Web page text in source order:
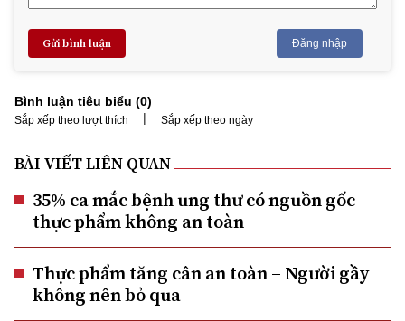
Gửi bình luận Đăng nhập
Bình luận tiêu biểu (0)
Sắp xếp theo lượt thích | Sắp xếp theo ngày
BÀI VIẾT LIÊN QUAN
35% ca mắc bệnh ung thư có nguồn gốc
thực phẩm không an toàn
Thực phẩm tăng cân an toàn – Người gầy
không nên bỏ qua